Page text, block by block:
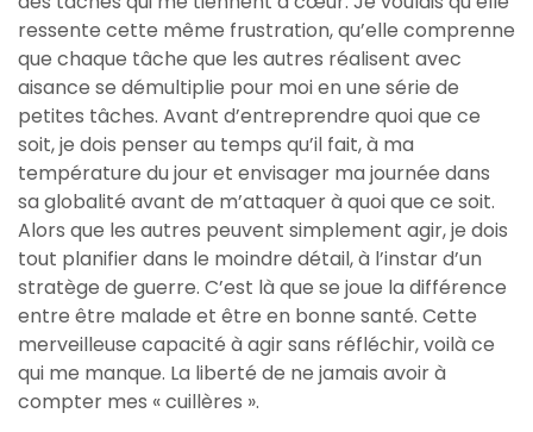
ressente cette même frustration, qu’elle comprenne
que chaque tâche que les autres réalisent avec
aisance se démultiplie pour moi en une série de
petites tâches. Avant d’entreprendre quoi que ce
soit, je dois penser au temps qu’il fait, à ma
température du jour et envisager ma journée dans
sa globalité avant de m’attaquer à quoi que ce soit.
Alors que les autres peuvent simplement agir, je dois
tout planifier dans le moindre détail, à l’instar d’un
stratège de guerre. C’est là que se joue la différence
entre être malade et être en bonne santé. Cette
merveilleuse capacité à agir sans réfléchir, voilà ce
qui me manque. La liberté de ne jamais avoir à
compter mes « cuillères ».